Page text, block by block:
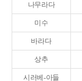
나무라다
미수
바라다
상추
시러베-아들